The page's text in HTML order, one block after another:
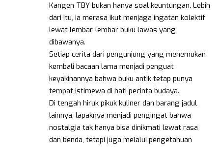
Kangen TBY bukan hanya soal keuntungan. Lebih
dari itu, ia merasa ikut menjaga ingatan kolektif
lewat lembar-lembar buku lawas yang
dibawanya.
Setiap cerita dari pengunjung yang menemukan
kembali bacaan lama menjadi penguat
keyakinannya bahwa buku antik tetap punya
tempat istimewa di hati pecinta budaya.
Di tengah hiruk pikuk kuliner dan barang jadul
lainnya, lapaknya menjadi pengingat bahwa
nostalgia tak hanya bisa dinikmati lewat rasa
dan benda, tetapi juga melalui pengetahuan